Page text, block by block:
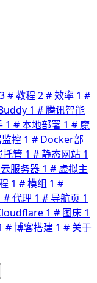
3# 教程 2# 效率 1 #
1 # 腾讯智能
1 # 本地部署 1 # 魔
控 1 # Docker部
管 1 # 静态网站 1
服务器 1 # 虚拟主
1 # 模组 1 #
# 代理 1 # 导航页 1
1 # 图床 1
# 博客搭建 1 # 关于